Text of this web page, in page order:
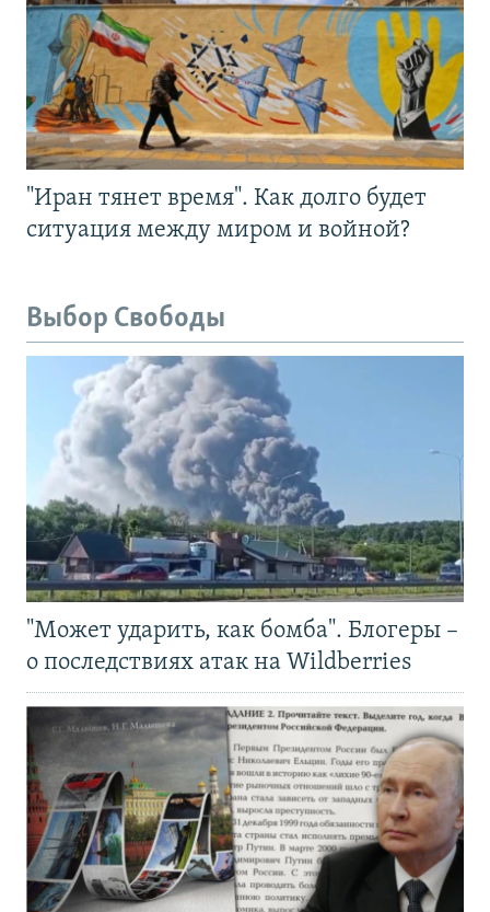
"Иран тянет время". Как долго будет
ситуация между миром и войной?
Выбор Свободы
"Может ударить, как бомба". Блогеры –
о последствиях атак на Wildberries